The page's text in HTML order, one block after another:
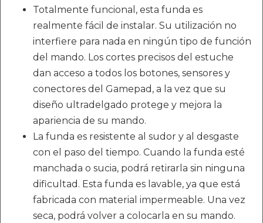
Totalmente funcional, esta funda es
realmente fácil de instalar. Su utilización no
interfiere para nada en ningún tipo de función
del mando. Los cortes precisos del estuche
dan acceso a todos los botones, sensores y
conectores del Gamepad, a la vez que su
diseño ultradelgado protege y mejora la
apariencia de su mando.
La funda es resistente al sudor y al desgaste
con el paso del tiempo. Cuando la funda esté
manchada o sucia, podrá retirarla sin ninguna
dificultad. Esta funda es lavable, ya que está
fabricada con material impermeable. Una vez
seca, podrá volver a colocarla en su mando.